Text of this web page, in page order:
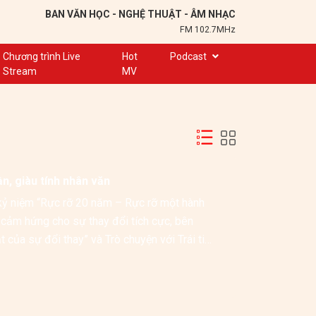
BAN VĂN HỌC - NGHỆ THUẬT - ÂM NHẠC
FM 102.7MHz
Chương trình Live
Stream
Hot
MV
Podcast
Trạm 102,7
Chuyện để kể
Đôi bạn văn chương
Hành trình sáng tạo
giàu tính nhân văn
niệm “Rực rỡ 20 năm – Rực rỡ một hành
hứng cho sự thay đổi tích cực, bên
sự đổi thay” và Trò chuyện với Trái tim